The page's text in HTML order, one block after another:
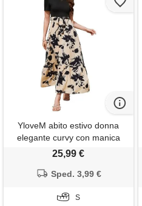
YloveM abito estivo donna
elegante curvy con manica
corta vestito lungo estivo
floreale casual vestiti estivi
spiaggia albicocca s
25,99 €
Sped. 3,99 €
S